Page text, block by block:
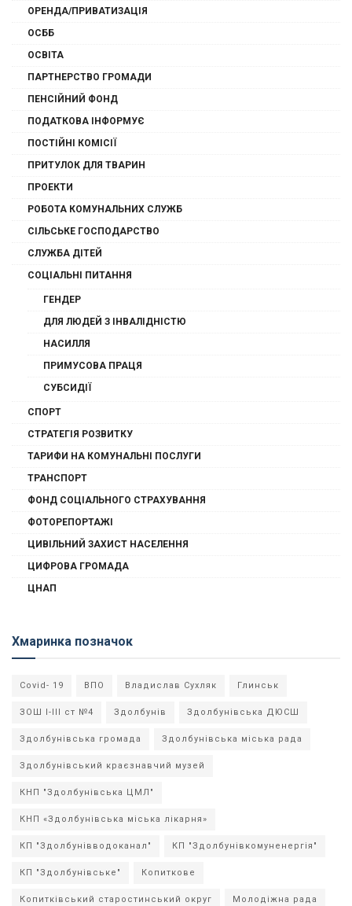
ОРЕНДА/ПРИВАТИЗАЦІЯ
ОСББ
ОСВІТА
ПАРТНЕРСТВО ГРОМАДИ
ПЕНСІЙНИЙ ФОНД
ПОДАТКОВА ІНФОРМУЄ
ПОСТІЙНІ КОМІСІЇ
ПРИТУЛОК ДЛЯ ТВАРИН
ПРОЕКТИ
РОБОТА КОМУНАЛЬНИХ СЛУЖБ
СІЛЬСЬКЕ ГОСПОДАРСТВО
СЛУЖБА ДІТЕЙ
СОЦІАЛЬНІ ПИТАННЯ
ГЕНДЕР
ДЛЯ ЛЮДЕЙ З ІНВАЛІДНІСТЮ
НАСИЛЛЯ
ПРИМУСОВА ПРАЦЯ
СУБСИДІЇ
СПОРТ
СТРАТЕГІЯ РОЗВИТКУ
ТАРИФИ НА КОМУНАЛЬНІ ПОСЛУГИ
ТРАНСПОРТ
ФОНД СОЦІАЛЬНОГО СТРАХУВАННЯ
ФОТОРЕПОРТАЖІ
ЦИВІЛЬНИЙ ЗАХИСТ НАСЕЛЕННЯ
ЦИФРОВА ГРОМАДА
ЦНАП
Хмаринка позначок
Covid- 19 ВПО Владислав Сухляк Глинськ
ЗОШ І-ІІІ ст №4 Здолбунів Здолбунівська ДЮСШ
Здолбунівська громада Здолбунівська міська рада
Здолбунівський краєзнавчий музей
КНП "Здолбунівська ЦМЛ"
КНП «Здолбунівська міська лікарня»
КП "Здолбунівводоканал" КП "Здолбунівкомуненергія"
КП "Здолбунівське" Копиткове
Копитківський старостинський округ Молодіжна рада